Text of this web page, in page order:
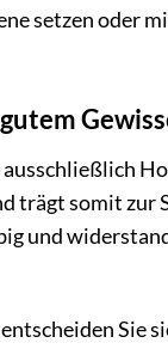
setzen oder
trägt somit
und
Sie